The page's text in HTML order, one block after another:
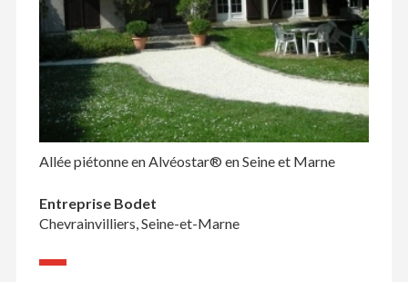
Allée piétonne en Alvéostar® en Seine et Marne
Entreprise Bodet
Chevrainvilliers, Seine-et-Marne